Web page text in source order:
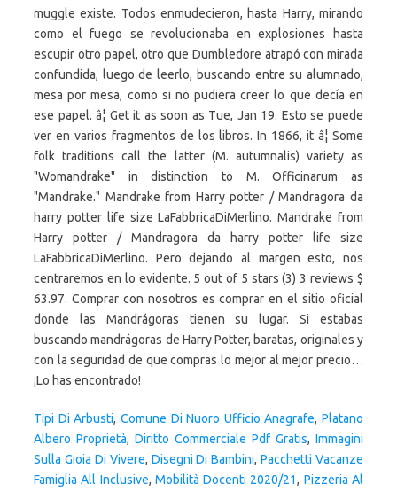
Tipi Di Arbusti, Comune Di Nuoro Ufficio Anagrafe, Platano
Albero Proprietà, Diritto Commerciale Pdf Gratis, Immagini
Sulla Gioia Di Vivere, Disegni Di Bambini,Pacchetti Vacanze
Famiglia All Inclusive, Mobilità Docenti 2020/21, Pizzeria Al